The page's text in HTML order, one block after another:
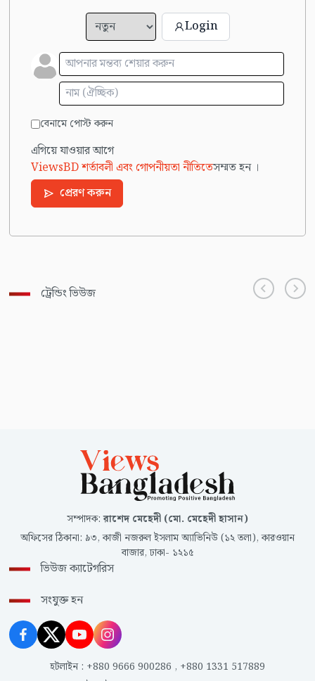
Login
বেনামে পোস্ট করুন
এগিয়ে যাওয়ার আগে
ViewsBD শর্তাবলী এবং গোপনীয়তা নীতিতেসম্মত হন ।
প্রেরণ করুন
ট্রেন্ডিং ভিউজ
সম্পাদক:রাশেদ মেহেদী (মো. মেহেদী হাসান)
অফিসের ঠিকানা: ৯৩, কাজী নজরুল ইসলাম অ্যাভিনিউ (১২ তলা), কারওয়ান
বাজার, ঢাকা- ১২১৫
ভিউজ ক্যাটেগরিস
সংযুক্ত হন
হটলাইন : +880 9666 900286 , +880 1331 517889